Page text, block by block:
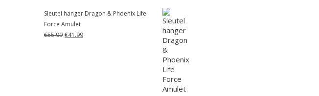
Sleutel hanger Dragon & Phoenix Life
Force Amulet
€55.99 Oorspronkelijke
€41.99Huidige